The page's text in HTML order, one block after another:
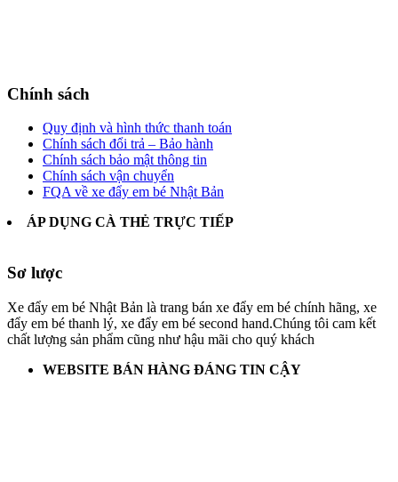
Chính sách
Quy định và hình thức thanh toán
Chính sách đổi trả – Bảo hành
Chính sách bảo mật thông tin
Chính sách vận chuyển
FQA về xe đẩy em bé Nhật Bản
ÁP DỤNG CÀ THẺ TRỰC TIẾP
Sơ lược
Xe đẩy em bé Nhật Bản là trang bán xe đẩy em bé chính hãng, xe
đẩy em bé thanh lý, xe đẩy em bé second hand.Chúng tôi cam kết
chất lượng sản phẩm cũng như hậu mãi cho quý khách
WEBSITE BÁN HÀNG ĐÁNG TIN CẬY